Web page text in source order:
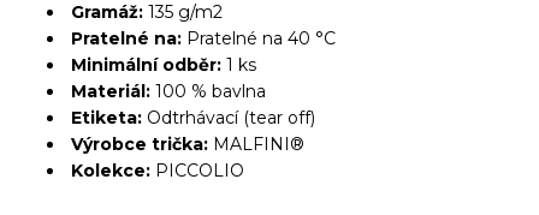
Gramáž: 135 g/m2
Pratelné na: Pratelné na 40 °C
Minimální odběr: 1 ks
Materiál: 100 % bavlna
Etiketa: Odtrhávací (tear off)
Výrobce trička: MALFINI®
Kolekce: PICCOLIO